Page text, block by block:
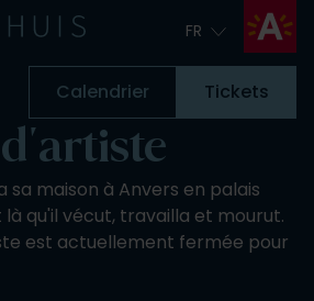
FR
Calendrier Tickets
sa maison à Anvers en palais
là qu'il vécut, travailla et mourut.
est actuellement fermée pour